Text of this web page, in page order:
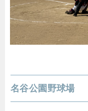
名谷公園野球場